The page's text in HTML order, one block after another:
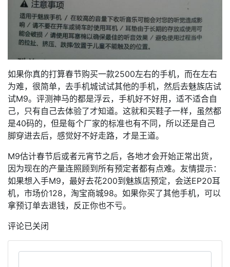
如果你真的打算春节购买一款2500左右的手机，而在左右
为难，很简单，去手机城试试其他的手机，然后去魅族店试
试M9。评测神马的都是浮云，手机好不好用，适不适合自
己，只有自己去体验了才知道。这就和买鞋子一样，虽然都
是40码的，但是每个厂家的标准也有不同，所以还是自己
脚穿进去后，感觉好不好走路，才是王道。
M9估计春节后或者元宵节之后，各地才会开始正常出货，
因为现在的产量连照顾到所有预定者都有点难。友情提示：
如果想入手M9，最好去花200到魅族店预定，会送EP20耳
机，市场价128，淘宝商城98。如果你买了其他手机，可以
拿预订单去退钱，反正你也不亏。
评论已关闭